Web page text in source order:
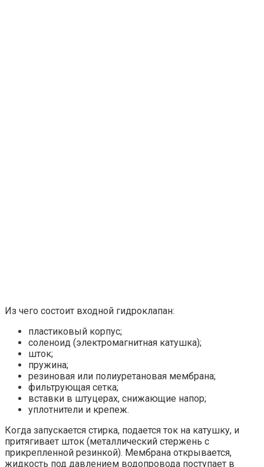
Из чего состоит входной гидроклапан:
пластиковый корпус;
соленоид (электромагнитная катушка);
шток;
пружина;
резиновая или полиуретановая мембрана;
фильтрующая сетка;
вставки в штуцерах, снижающие напор;
уплотнители и крепеж.
Когда запускается стирка, подается ток на катушку, и
притягивает шток (металлический стержень с
прикрепленной резинкой). Мембрана открывается,
жидкость под давлением водопровода поступает в